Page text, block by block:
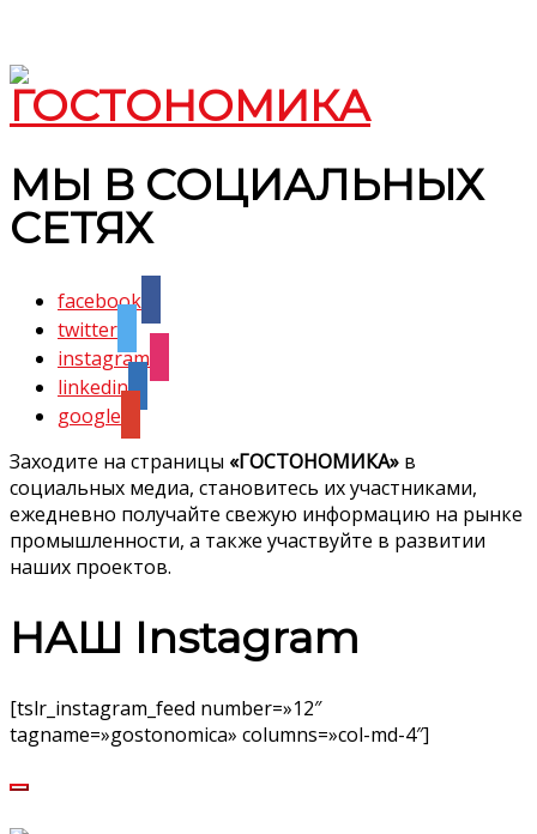
МЫ В СОЦИАЛЬНЫХ
СЕТЯХ
facebook
twitter
instagram
linkedin
google
Заходите на страницы «ГОСТОНОМИКА» в
социальных медиа, становитесь их участниками,
ежедневно получайте свежую информацию на рынке
промышленности, а также участвуйте в развитии
наших проектов.
НАШ Instagram
[tslr_instagram_feed number=»12″
tagname=»gostonomica» columns=»col-md-4″]